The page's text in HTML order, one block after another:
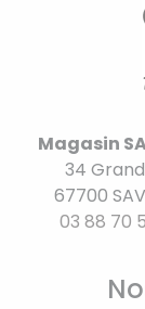
Magasin
34
67700
03 88 70